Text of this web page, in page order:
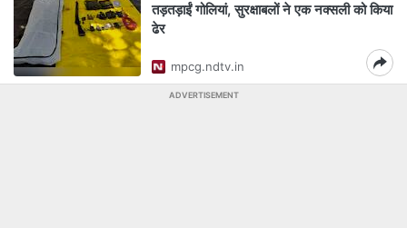
तड़तड़ाईं गोलियां, सुरक्षाबलों ने एक नक्सली को किया
ढेर
mpcg.ndtv.in
ADVERTISEMENT